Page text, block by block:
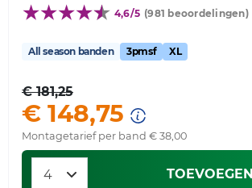
4,6/5 (981 beoordelingen)
All season banden 3pmsf XL
€ 181,25
€ 148,75
Montagetarief per band € 38,00
TOEVOEGEN